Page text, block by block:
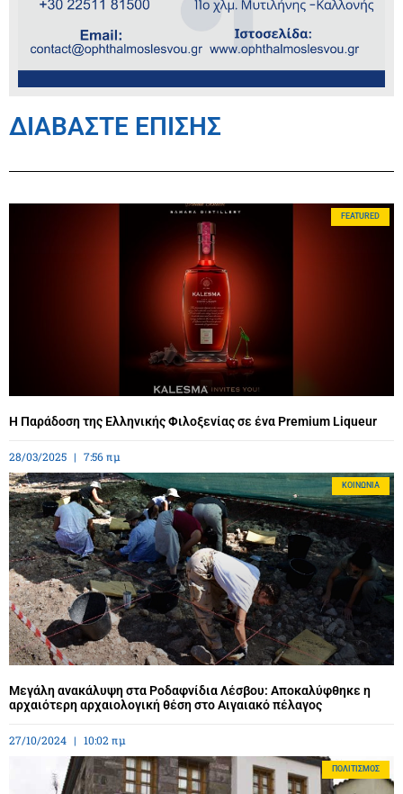
ΔΙΑΒΑΣΤΕ ΕΠΙΣΗΣ
FEATURED
Η Παράδοση της Ελληνικής Φιλοξενίας σε ένα Premium Liqueur
28/03/2025 7:56 πμ
ΚΟΙΝΩΝΊΑ
Μεγάλη ανακάλυψη στα Ροδαφνίδια Λέσβου: Αποκαλύφθηκε η
αρχαιότερη αρχαιολογική θέση στο Αιγαιακό πέλαγος
27/10/2024 10:02 πμ
ΠΟΛΙΤΙΣΜΌΣ